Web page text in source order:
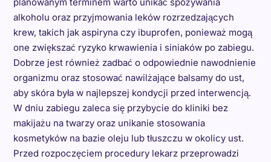
alkoholu oraz przyjmowania leków rozrzedzających
krew, takich jak aspiryna czy ibuprofen, ponieważ mogą
one zwiększać ryzyko krwawienia i siniaków po zabiegu.
Dobrze jest również zadbać o odpowiednie nawodnienie
organizmu oraz stosować nawilżające balsamy do ust,
aby skóra była w najlepszej kondycji przed interwencją.
W dniu zabiegu zaleca się przybycie do kliniki bez
makijażu na twarzy oraz unikanie stosowania
kosmetyków na bazie oleju lub tłuszczu w okolicy ust.
Przed rozpoczęciem procedury lekarz przeprowadzi